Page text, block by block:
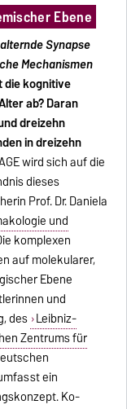
Ebene
Synapse
Mechanismen
die kognitive
ab? Daran
dreizehn
in dreizehn
wird sich auf die
dieses
Prof. Dr. Daniela
und
komplexen
auf molekularer,
Ebene
und
des Leibniz-
Zentrums für
ein
Ko-